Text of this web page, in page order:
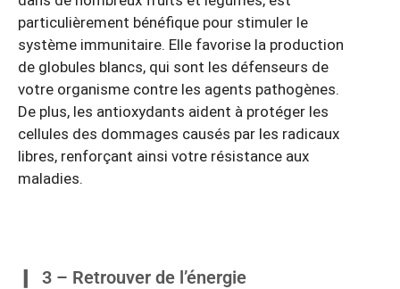
particulièrement bénéfique pour stimuler le
système immunitaire. Elle favorise la production
de globules blancs, qui sont les défenseurs de
votre organisme contre les agents pathogènes.
De plus, les antioxydants aident à protéger les
cellules des dommages causés par les radicaux
libres, renforçant ainsi votre résistance aux
maladies.
3 – Retrouver de l’énergie